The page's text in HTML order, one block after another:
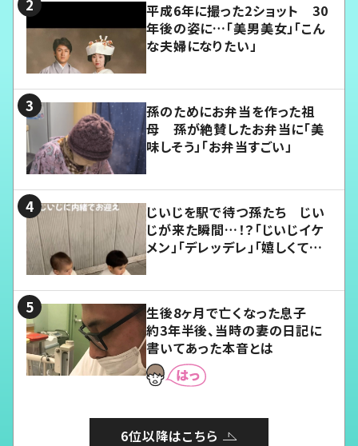
平成6年に撮った2ショット 30
年後の姿に…「美男美女」「こん
な夫婦になりたい」
孫のためにお弁当を作った祖
母 孫が絶賛したお弁当に「美
味しそう」「お弁当すごい」
じいじを駅で待つ孫たち じい
じが来た瞬間…！？「じいじイケ
メン」「デレッデレ」「嬉しくて可
生後8ヶ月で亡くなった息子
約3年半後、当時の妻の日記に
書いてあった本音とは
6位以降はこちら